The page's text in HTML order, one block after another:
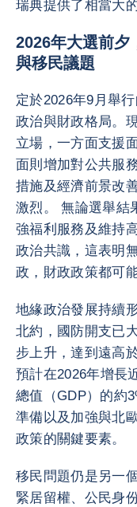
瑞典提供了相當大
2026年大選前夕
與移民議題
定於2026年9月舉
政治與財政格局。
立場，一方面支援
面則增加對公共服
措施及經濟前景改
激烈。 無論選舉結
強福利服務及維持
政治共識，這表明
政，財政政策都可
地緣政治發展持續
北約，國防開支已
步上升，達到遠高
預計在2026年增長
總值（GDP）的約
準備以及加強與北
政策的關鍵要素。
移民問題仍是另一
緊居留權、公民身